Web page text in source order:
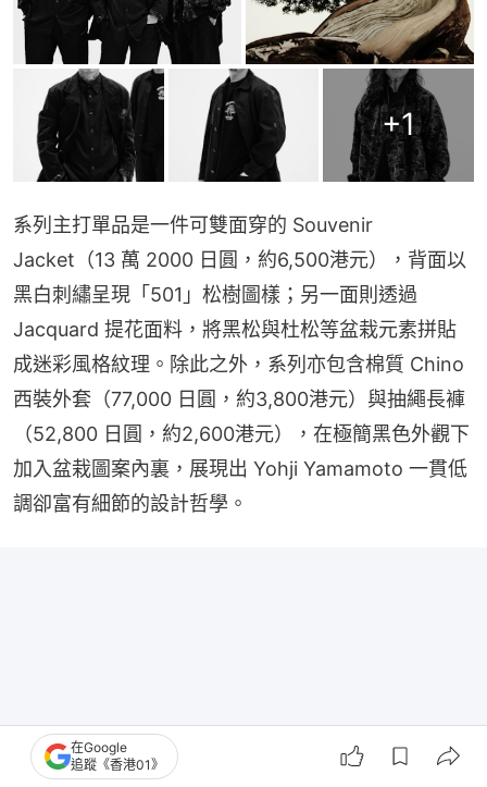
+1
系列主打單品是一件可雙面穿的 Souvenir
Jacket（13 萬 2000 日圓，約6,500港元），背面以
黑白刺繡呈現「501」松樹圖樣；另一面則透過
Jacquard 提花面料，將黑松與杜松等盆栽元素拼貼
成迷彩風格紋理。除此之外，系列亦包含棉質 Chino
西裝外套（77,000 日圓，約3,800港元）與抽繩長褲
（52,800 日圓，約2,600港元），在極簡黑色外觀下
加入盆栽圖案內裏，展現出 Yohji Yamamoto 一貫低
調卻富有細節的設計哲學。
在Google
追蹤《香港01》